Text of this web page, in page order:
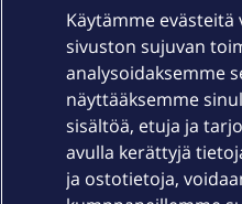
Laitteet & liittymät
Palvelut
Käytämme
sivuston sujuvan
analysoidaksemme
näyttääksemme
sisältöä, etuja ja
avulla kerättyjä
ja ostotietoja,